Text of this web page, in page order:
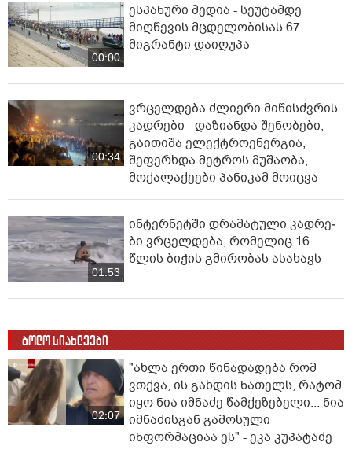
00:00
ესპანური მედია - სეუტამდე
მიღწევის მცდელობისას 67
მიგრანტი დაიღუპა
00:34
ვრცელდება ძლიერი მიწისძვრის
კადრები - დაზიანდა შენობები,
გაითიშა ელექტროენერგია,
შეფერხდა მეტროს მუშაობა,
მოქალაქეები პანიკამ მოიცვა
01:53
ინ­ტერ­ნეტ­ში დრა­მა­ტუ­ლი კად­რე­
ბი ვრცელდება, რომელიც 16
წლის ბიჭის გმირობას ასახავს
ბოლო სიახლეები
02:07
"ახლა ერთი წინადადება რომ
ვთქვა, ის გახდის ნათელს, რატომ
იყო ნია იმნაძე წამქეზებელი... ნია
იმნაძისგან გამოსული
ინფორმაციაა ეს" - ეკა კუპატაძე